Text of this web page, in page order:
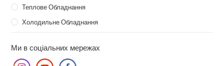
Теплове Обладнання
Холодильне Обладнання
Ми в соціальних мережах